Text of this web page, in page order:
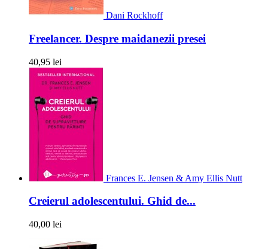
Dani Rockhoff
Freelancer. Despre maidanezii presei
40,95 lei
Frances E. Jensen & Amy Ellis Nutt
Creierul adolescentului. Ghid de...
40,00 lei